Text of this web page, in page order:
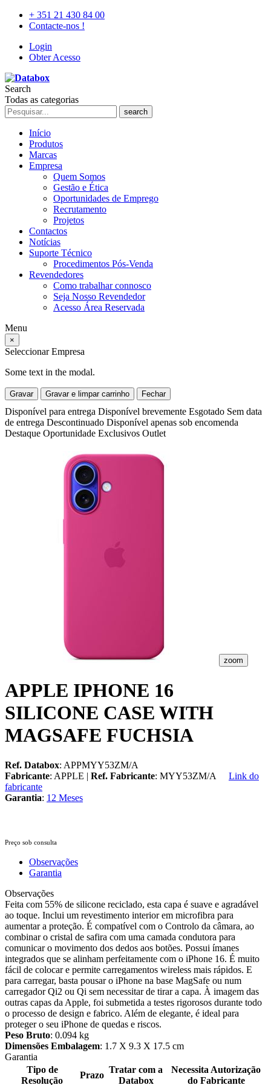
+ 351 21 430 84 00
Contacte-nos !
Login
Obter Acesso
Search
Todas as categorias
search
Início
Produtos
Marcas
Empresa
Quem Somos
Gestão e Ética
Oportunidades de Emprego
Recrutamento
Projetos
Contactos
Notícias
Suporte Técnico
Procedimentos Pós-Venda
Revendedores
Como trabalhar connosco
Seja Nosso Revendedor
Acesso Área Reservada
Menu
×
Seleccionar Empresa
Some text in the modal.
Gravar Gravar e limpar carrinho Fechar
Disponível para entrega Disponível brevemente Esgotado Sem data
de entrega Descontinuado Disponível apenas sob encomenda
Destaque Oportunidade Exclusivos Outlet
zoom
APPLE IPHONE 16
SILICONE CASE WITH
MAGSAFE FUCHSIA
Ref. Databox: APPMYY53ZM/A
Fabricante: APPLE | Ref. Fabricante: MYY53ZM/A
Link do
fabricante
Garantia: 12 Meses
Preço sob consulta
Observações
Garantia
Observações
Feita com 55% de silicone reciclado, esta capa é suave e agradável
ao toque. Inclui um revestimento interior em microfibra para
aumentar a proteção. É compatível com o Controlo da câmara, ao
combinar o cristal de safira com uma camada condutora para
comunicar o movimento dos dedos aos botões. Possui ímanes
integrados que se alinham perfeitamente com o iPhone 16. É muito
fácil de colocar e permite carregamentos wireless mais rápidos. E
para carregar, basta pousar o iPhone na base MagSafe ou num
carregador Qi2 ou Qi sem necessitar de tirar a capa. À imagem das
outras capas da Apple, foi submetida a testes rigorosos durante todo
o processo de design e fabrico. Além de elegante, é ideal para
proteger o seu iPhone de quedas e riscos.
Peso Bruto: 0.094 kg
Dimensões Embalagem: 1.7 X 9.3 X 17.5 cm
Garantia
Tipo de
Resolução
Prazo
Tratar com a
Databox
Necessita Autorização
do Fabricante